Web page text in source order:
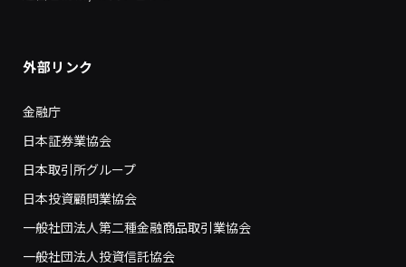
外部リンク
金融庁
日本証券業協会
日本取引所グループ
日本投資顧問業協会
一般社団法人第二種金融商品取引業協会
一般社団法人投資信託協会